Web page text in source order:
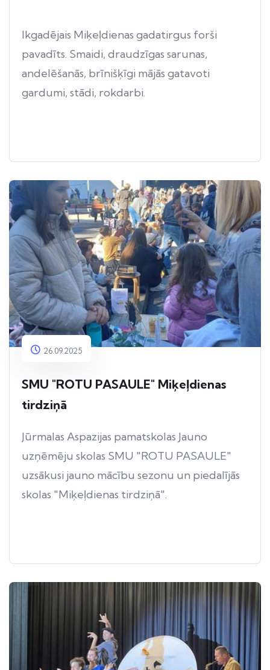
Ikgadējais Miķeļdienas gadatirgus forši
pavadīts. Smaidi, draudzīgas sarunas,
andelēšanās, brīnišķīgi mājās gatavoti
gardumi, stādi, rokdarbi.
26.09.2025
SMU "ROTU PASAULE" Miķeļdienas
tirdziņā
Jūrmalas Aspazijas pamatskolas Jauno
uzņēmēju skolas SMU "ROTU PASAULE"
uzsākusi jauno mācību sezonu un piedalījās
skolas "Miķeļdienas tirdziņā".